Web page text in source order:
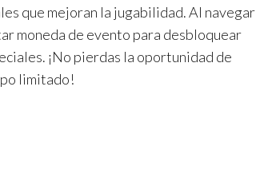
que mejoran la jugabilidad. Al navegar
moneda de evento para desbloquear
¡No pierdas la oportunidad de
limitado!